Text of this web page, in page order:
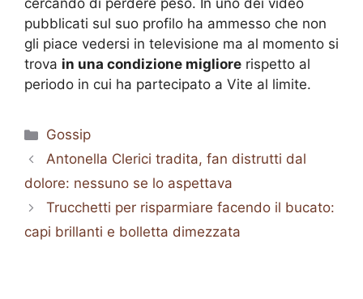
cercando di perdere peso. In uno dei video
pubblicati sul suo profilo ha ammesso che non
gli piace vedersi in televisione ma al momento si
trova in una condizione migliore rispetto al
periodo in cui ha partecipato a Vite al limite.
Categorie
Gossip
Antonella Clerici tradita, fan distrutti dal
dolore: nessuno se lo aspettava
Trucchetti per risparmiare facendo il bucato:
capi brillanti e bolletta dimezzata